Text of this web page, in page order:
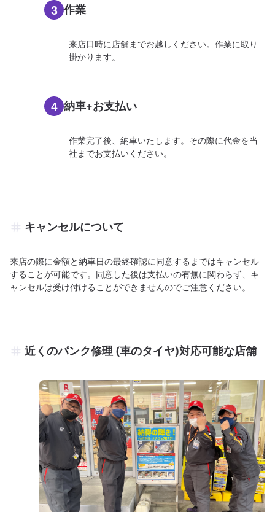
3 作業
来店日時に店舗までお越しください。作業に取り
掛かります。
4 納車+お支払い
作業完了後、納車いたします。その際に代金を当
社までお支払いください。
キャンセルについて
来店の際に金額と納車日の最終確認に同意するまではキャンセル
することが可能です。同意した後は支払いの有無に関わらず、キ
ャンセルは受け付けることができませんのでご注意ください。
近くのパンク修理 (車のタイヤ)対応可能な店舗